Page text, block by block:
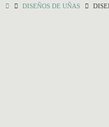
DISEÑOS DE UÑAS